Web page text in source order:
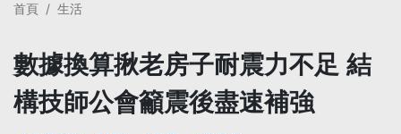
首頁 生活
數據換算揪老房子耐震力不足 結
構技師公會籲震後盡速補強